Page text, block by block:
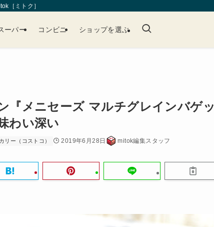
［ミトク］
ーパー コンビニ ショップを選ぶ
『メニセーズ マルチグレインバゲッ
わい深い
リー（コストコ） 2019年6月28日 mitok編集スタッフ